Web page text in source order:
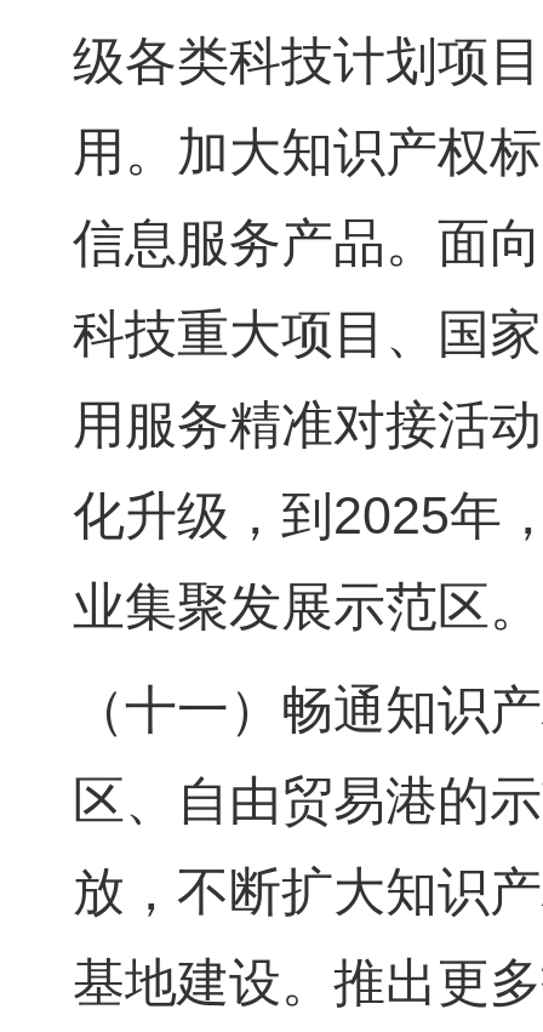
级各类科技计划项
用。加大知识产权
信息服务产品。面
科技重大项目、国
用服务精准对接活
化升级，到2025年
业集聚发展示范区。
（十一）畅通知识
区、自由贸易港的
放，不断扩大知识
基地建设。推出更